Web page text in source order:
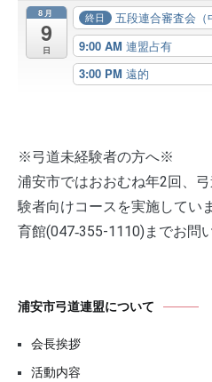
8月
9
日
終日
五段連合審査会（
9:00 AM 連盟占有
3:00 PM 遠的
※弓道未経験者の方へ※
浦安市ではおおむね年2回、
験者向けコースを実施してい
育館(047‐355-1110)までお問
浦安市弓道連盟について
会長挨拶
活動内容